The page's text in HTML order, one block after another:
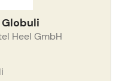
Globuli
Heel GmbH